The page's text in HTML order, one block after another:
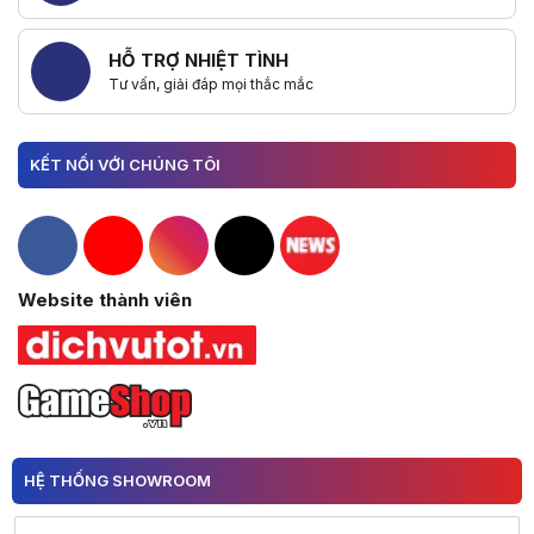
HỖ TRỢ NHIỆT TÌNH
Tư vấn, giải đáp mọi thắc mắc
KẾT NỐI VỚI CHÚNG TÔI
Hacom Facebook
Hacom YouTube
Hacom Instagram
Hacom TikTok
Website thành viên
HỆ THỐNG SHOWROOM